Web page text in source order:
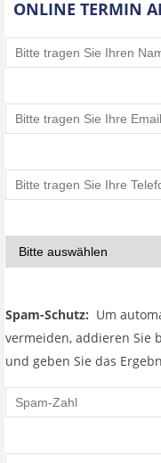
ONLINE TERMIN
Spam-Schutz: Um
vermeiden, addieren Sie
und geben Sie das